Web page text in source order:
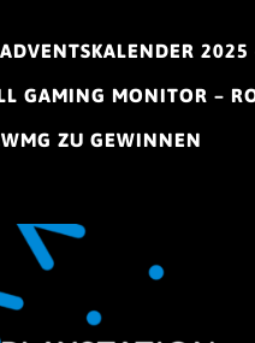
2025
GAMING MONITOR –
ZU GEWINNEN